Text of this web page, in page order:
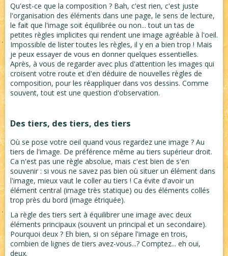
Qu'est-ce que la composition ? Bah, c'est rien, c'est juste
l'organisation des éléments dans une page, le sens de lecture,
le fait que l'image soit équilibrée ou non... tout un tas de
petites règles implicites qui rendent une image agréable à l'oeil.
Impossible de lister toutes les règles, il y en a bien trop ! Mais
je peux essayer de vous en donner quelques essentielles.
Après, à vous de regarder avec plus d'attention les images qui
croisent votre route et d'en déduire de nouvelles règles de
composition, pour les réappliquer dans vos dessins. Comme
souvent, tout est une question d'observation.
Des tiers, des tiers, des tiers
Où se pose votre oeil quand vous regardez une image ? Au
tiers de l'image. De préférence même au tiers supérieur droit.
Ca n'est pas une règle absolue, mais c'est bien de s'en
souvenir : si vous ne savez pas bien où situer un élément dans
l'image, mieux vaut le coller au tiers ! Ca évite d'avoir un
élément central (image très statique) ou des éléments collés
trop près du bord (image étriquée).
La règle des tiers sert à équilibrer une image avec deux
éléments principaux (souvent un principal et un secondaire).
Pourquoi deux ? Eh bien, si on sépare l'image en trois,
combien de lignes de tiers avez-vous...? Comptez... eh oui,
deux.